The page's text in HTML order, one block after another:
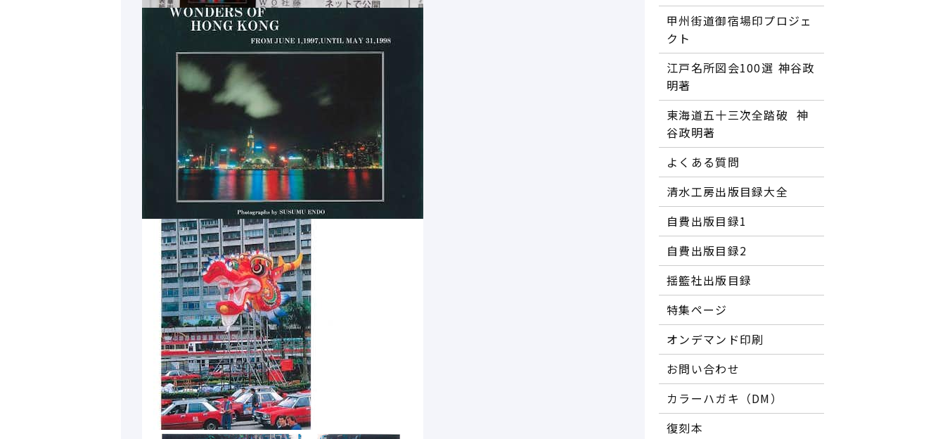
甲州街道御宿場印プロジェ
クト
江戸名所図会100選―― 神谷政
明著
東海道五十三次全踏破 ―― 神
谷政明著
よくある質問
清水工房出版目録大全
自費出版目録1
自費出版目録2
揺籃社出版目録
特集ページ
オンデマンド印刷
お問い合わせ
カラーハガキ（DM）
復刻本